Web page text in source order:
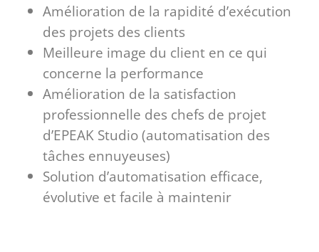
Amélioration de la rapidité d’exécution
des projets des clients
Meilleure image du client en ce qui
concerne la performance
Amélioration de la satisfaction
professionnelle des chefs de projet
d’EPEAK Studio (automatisation des
tâches ennuyeuses)
Solution d’automatisation efficace,
évolutive et facile à maintenir